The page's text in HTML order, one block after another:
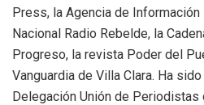
Press, la Agencia de Información
Nacional Radio Rebelde, la
Progreso, la revista Poder del
Vanguardia de Villa Clara. Ha
Delegación Unión de Periodistas